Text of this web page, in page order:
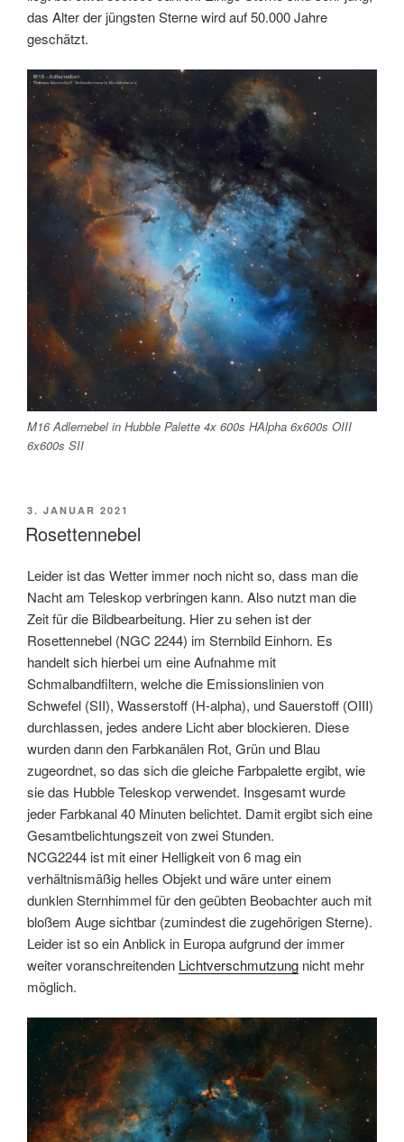
das Alter der jüngsten Sterne wird auf 50.000 Jahre
geschätzt.
M16 Adlernebel in Hubble Palette 4x 600s HAlpha 6x600s OIII
6x600s SII
VERÖFFENTLICHT
AM
3. JANUAR 2021
Rosettennebel
Leider ist das Wetter immer noch nicht so, dass man die
Nacht am Teleskop verbringen kann. Also nutzt man die
Zeit für die Bildbearbeitung. Hier zu sehen ist der
Rosettennebel (NGC 2244) im Sternbild Einhorn. Es
handelt sich hierbei um eine Aufnahme mit
Schmalbandfiltern, welche die Emissionslinien von
Schwefel (SII), Wasserstoff (H-alpha), und Sauerstoff (OIII)
durchlassen, jedes andere Licht aber blockieren. Diese
wurden dann den Farbkanälen Rot, Grün und Blau
zugeordnet, so das sich die gleiche Farbpalette ergibt, wie
sie das Hubble Teleskop verwendet. Insgesamt wurde
jeder Farbkanal 40 Minuten belichtet. Damit ergibt sich eine
Gesamtbelichtungszeit von zwei Stunden.
NCG2244 ist mit einer Helligkeit von 6 mag ein
verhältnismäßig helles Objekt und wäre unter einem
dunklen Sternhimmel für den geübten Beobachter auch mit
bloßem Auge sichtbar (zumindest die zugehörigen Sterne).
Leider ist so ein Anblick in Europa aufgrund der immer
weiter voranschreitenden Lichtverschmutzung nicht mehr
möglich.